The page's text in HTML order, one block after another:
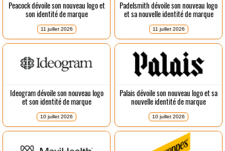
Peacock dévoile son nouveau logo et
son identité de marque
11 juillet 2026
Padelsmith dévoile son nouveau logo
et sa nouvelle identité de marque
11 juillet 2026
Ideogram dévoile son nouveau logo
et son identité de marque
10 juillet 2026
Palais dévoile son nouveau logo et sa
nouvelle identité de marque
10 juillet 2026